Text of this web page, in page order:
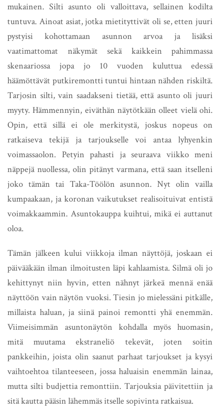
mukainen. Silti asunto oli valloittava, sellainen kodilta
tuntuva. Ainoat asiat, jotka mietityttivät oli se, etten juuri
pystyisi kohottamaan asunnon arvoa ja lisäksi
vaatimattomat näkymät sekä kaikkein pahimmassa
skenaariossa jopa jo 10 vuoden kuluttua edessä
häämöttävät putkiremontti tuntui hintaan nähden riskiltä.
Tarjosin silti, vain saadakseni tietää, että asunto oli juuri
myyty. Hämmennyin, eiväthän näytötkään olleet vielä ohi.
Opin, että sillä ei ole merkitystä, joskus nopeus on
ratkaiseva tekijä ja tarjoukselle voi antaa lyhyenkin
voimassaolon. Petyin pahasti ja seuraava viikko meni
näppejä nuollessa, olin pitänyt varmana, että saan itselleni
joko tämän tai Taka-Töölön asunnon. Nyt olin vailla
kumpaakaan, ja koronan vaikutukset realisoituivat entistä
voimakkaammin. Asuntokauppa kuihtui, mikä ei auttanut
oloa.
Tämän jälkeen kului viikkoja ilman näyttöjä, joskaan ei
päivääkään ilman ilmoitusten läpi kahlaamista. Silmä oli jo
kehittynyt niin hyvin, etten nähnyt järkeä mennä enää
näyttöön vain näytön vuoksi. Tiesin jo mielessäni pitkälle,
millaista haluan, ja siinä painoi remontti yhä enemmän.
Viimeisimmän asuntonäytön kohdalla myös huomasin,
mitä muutama ekstraneliö tekevät, joten soitin
pankkeihin, joista olin saanut parhaat tarjoukset ja kysyi
vaihtoehtoa tilanteeseen, jossa haluaisin enemmän lainaa,
mutta silti budjettia remonttiin. Tarjouksia päivitettiin ja
sitä kautta pääsin lähemmäs itselle sopivinta ratkaisua.